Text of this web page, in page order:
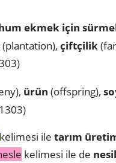
ekmek için
(plantation), çiftçilik
ürün (offspring),
kelimesi ile tarım
kelimesi ile de nesil